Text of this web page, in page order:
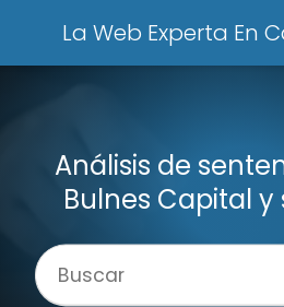
La Web Experta En
Análisis de
Bulnes Capital